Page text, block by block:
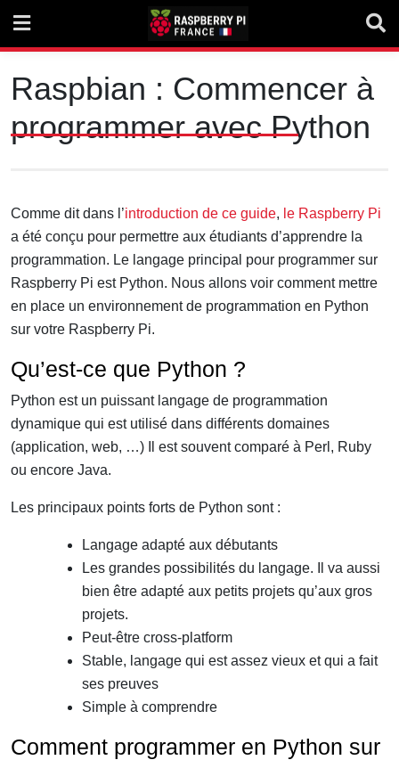
content
Raspbian : Commencer à
programmer avec Python
Comme dit dans l’introduction de ce guide, le Raspberry Pi
a été conçu pour permettre aux étudiants d’apprendre la
programmation. Le langage principal pour programmer sur
Raspberry Pi est Python. Nous allons voir comment mettre
en place un environnement de programmation en Python
sur votre Raspberry Pi.
Qu’est-ce que Python ?
Python est un puissant langage de programmation
dynamique qui est utilisé dans différents domaines
(application, web, …) Il est souvent comparé à Perl, Ruby
ou encore Java.
Les principaux points forts de Python sont :
Langage adapté aux débutants
Les grandes possibilités du langage. Il va aussi
bien être adapté aux petits projets qu’aux gros
projets.
Peut-être cross-platform
Stable, langage qui est assez vieux et qui a fait
ses preuves
Simple à comprendre
Comment programmer en Python sur